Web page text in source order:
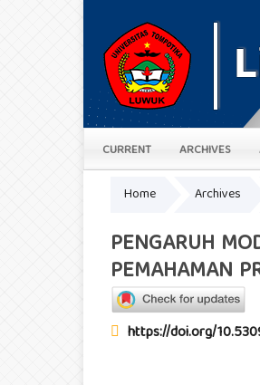
CURRENT ARCHIVES
Home Archives
PENGARUH
PEMAHAMAN
https://doi.org/